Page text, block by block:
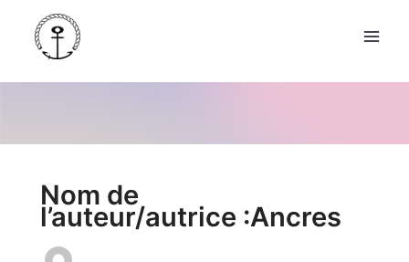
contenu
Nom de
l’auteur/autrice :Ancres